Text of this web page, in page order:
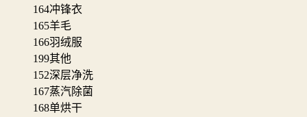
164冲锋衣
165羊毛
166羽绒服
199其他
152深层净洗
167蒸汽除菌
168单烘干